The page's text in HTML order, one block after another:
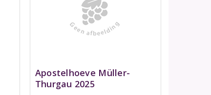
Apostelhoeve Müller-
Thurgau 2025